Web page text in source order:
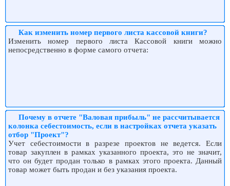
Как изменить номер первого листа кассовой книги?
Изменить номер первого листа Кассовой книги можно
непосредственно в форме самого отчета:
Почему в отчете "Валовая прибыль" не рассчитывается
колонка себестоимость, если в настройках отчета указать
отбор "Проект"?
Учет себестоимости в разрезе проектов не ведется. Если
товар закуплен в рамках указанного проекта, это не значит,
что он будет продан только в рамках этого проекта. Данный
товар может быть продан и без указания проекта.